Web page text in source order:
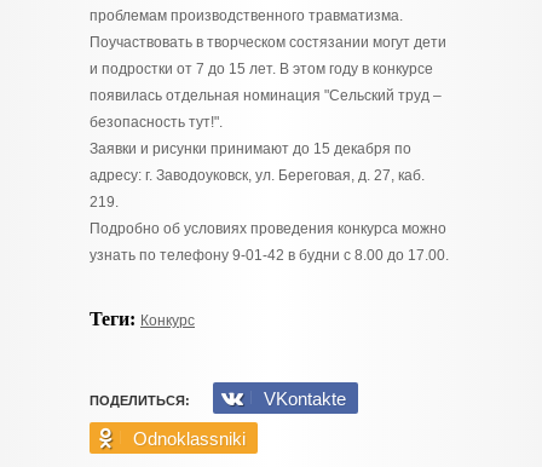
проблемам производственного травматизма.
Поучаствовать в творческом состязании могут дети
и подростки от 7 до 15 лет. В этом году в конкурсе
появилась отдельная номинация "Сельский труд –
безопасность тут!".
Заявки и рисунки принимают до 15 декабря по
адресу: г. Заводоуковск, ул. Береговая, д. 27, каб.
219.
Подробно об условиях проведения конкурса можно
узнать по телефону 9-01-42 в будни с 8.00 до 17.00.
Теги: Конкурс
ПОДЕЛИТЬСЯ:
VKontakte
Odnoklassniki